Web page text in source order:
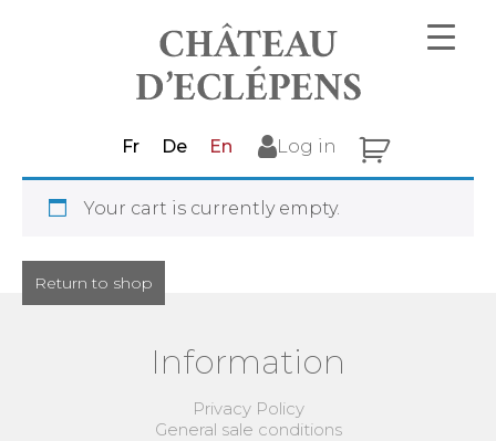
Fr De En Log in
Your cart is currently empty.
Return to shop
Information
Privacy Policy
General sale conditions